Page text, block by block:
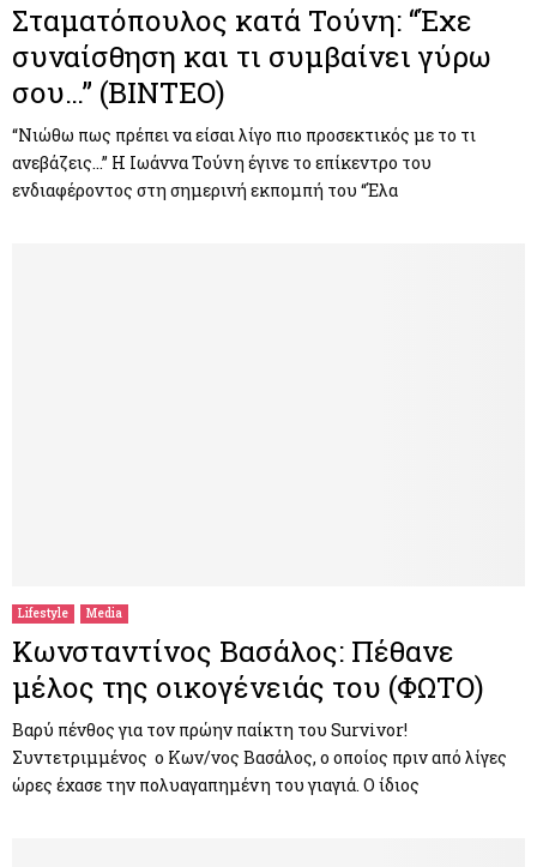
Σταματόπουλος κατά Τούνη: “Έχε
συναίσθηση και τι συμβαίνει γύρω
σου…” (ΒΙΝΤΕΟ)
“Nιώθω πως πρέπει να είσαι λίγο πιο προσεκτικός με το τι
ανεβάζεις…” Η Ιωάννα Τούνη έγινε το επίκεντρο του
ενδιαφέροντος στη σημερινή εκπομπή του “Έλα
Lifestyle Media
Κωνσταντίνος Βασάλος: Πέθανε
μέλος της οικογένειάς του (ΦΩΤΟ)
Βαρύ πένθος για τον πρώην παίκτη του Survivor!
Συντετριμμένος ο Κων/νος Βασάλος, ο οποίος πριν από λίγες
ώρες έχασε την πολυαγαπημένη του γιαγιά. Ο ίδιος